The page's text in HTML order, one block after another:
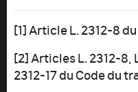
[1] Article L. 2312-8
[2] Articles L. 2312-8,
2312-17 du Code du